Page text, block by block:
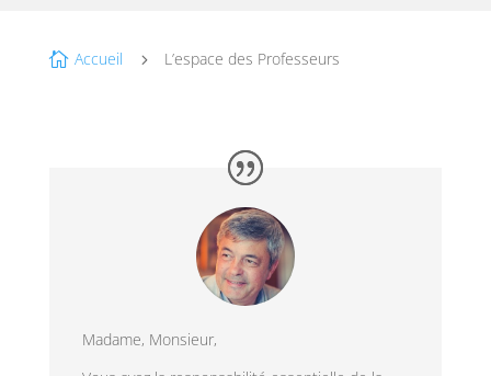
 Accueil 5 L’espace des Professeurs
Madame, Monsieur,